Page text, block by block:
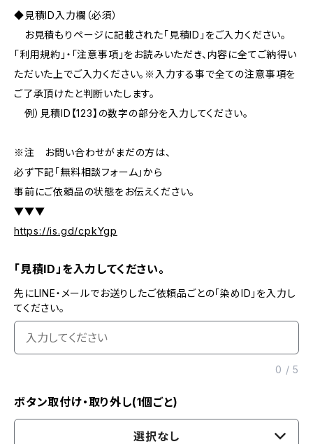
◆見積ID入力欄（必須）
お見積もりページに記載された「見積ID」をご入力ください。
「利用規約」・「注意事項」をお読みいただき、内容に全てご納得い
ただいた上でご入力ください。※入力する事で全ての注意事項を
ご了承頂けたと判断いたします。
例）見積ID【123】の数字の部分を入力してください。
※注 お問い合わせがまだの方は、
必ず下記「無料相談フォーム」から
事前にご依頼品の状態をお伝えください。
▼▼▼
https://is.gd/cpkYgp
「見積ID」を入力してください。
先にLINE・メールでお送りしたご依頼品ごとの「染めID」を入力し
てください。
0 /5
ボタン取付け・取り外し(1個ごと)
選択なし